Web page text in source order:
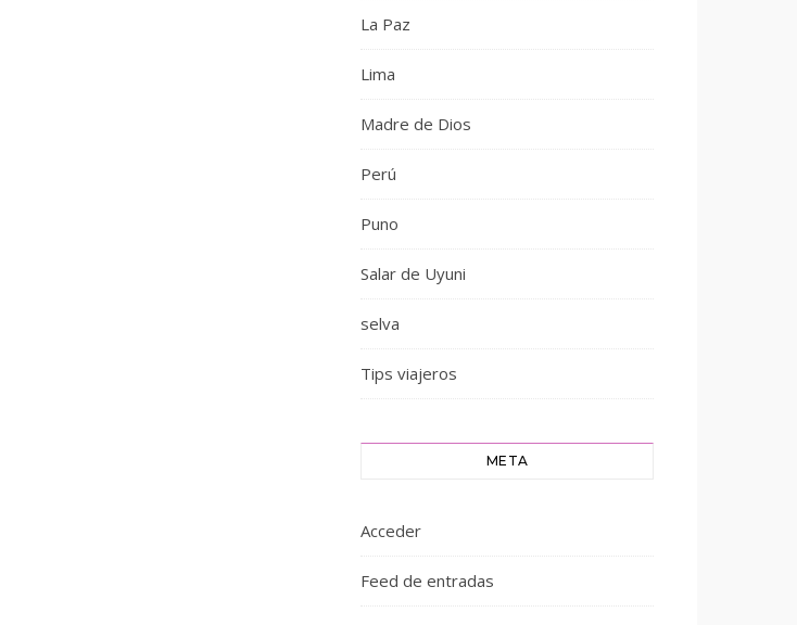
La Paz
Lima
Madre de Dios
Perú
Puno
Salar de Uyuni
selva
Tips viajeros
META
Acceder
Feed de entradas